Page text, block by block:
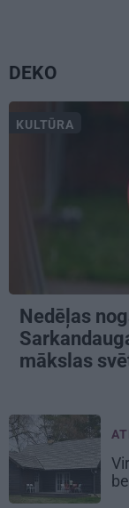
DEKO
KULTŪRA
Nedēļas
mākslas